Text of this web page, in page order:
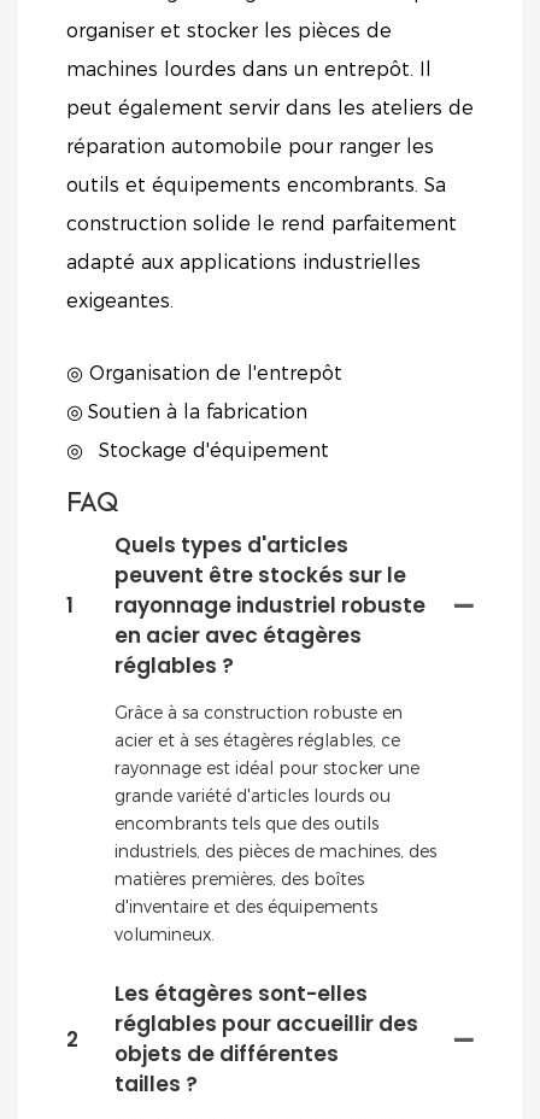
organiser et stocker les pièces de
machines lourdes dans un entrepôt. Il
peut également servir dans les ateliers de
réparation automobile pour ranger les
outils et équipements encombrants. Sa
construction solide le rend parfaitement
adapté aux applications industrielles
exigeantes.
◎ Organisation de l'entrepôt
◎ Soutien à la fabrication
◎
Stockage d'équipement
FAQ
1
Quels types d'articles
peuvent être stockés sur le
rayonnage industriel robuste
en acier avec étagères
réglables ?
Grâce à sa construction robuste en
acier et à ses étagères réglables, ce
rayonnage est idéal pour stocker une
grande variété d'articles lourds ou
encombrants tels que des outils
industriels, des pièces de machines, des
matières premières, des boîtes
d'inventaire et des équipements
volumineux.
2
Les étagères sont-elles
réglables pour accueillir des
objets de différentes
tailles ?